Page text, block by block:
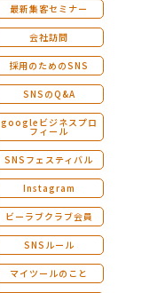
最新集客セミナー
会社訪問
採用のためのSNS
SNSのQ&A
googleビジネスプロ
フィール
SNSフェスティバル
Instagram
ビーラブクラブ会員
SNSルール
マイツールのこと